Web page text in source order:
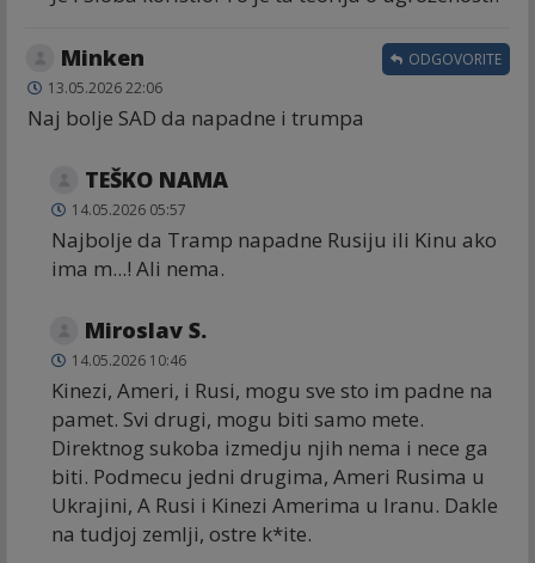
Minken
13.05.2026 22:06
Naj bolje SAD da napadne i trumpa
ODGOVORITE
TEŠKO NAMA
14.05.2026 05:57
Najbolje da Tramp napadne Rusiju ili Kinu ako
ima m...! Ali nema.
Miroslav S.
14.05.2026 10:46
Kinezi, Ameri, i Rusi, mogu sve sto im padne na
pamet. Svi drugi, mogu biti samo mete.
Direktnog sukoba izmedju njih nema i nece ga
biti. Podmecu jedni drugima, Ameri Rusima u
Ukrajini, A Rusi i Kinezi Amerima u Iranu. Dakle
na tudjoj zemlji, ostre k*ite.